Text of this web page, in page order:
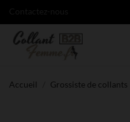
Accueil Grossiste de collants